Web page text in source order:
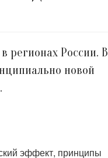
регионах России. В
новой
эффект, принципы